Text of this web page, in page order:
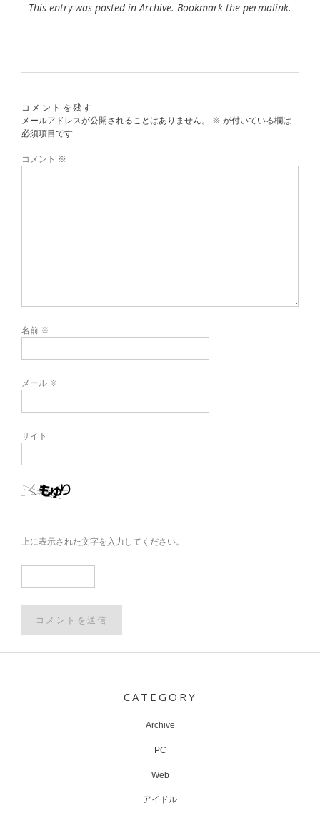
This entry was posted inArchive. Bookmark the permalink.
コメントを残す
メールアドレスが公開されることはありません。
※ が付いている欄は
必須項目です
コメント ※
名前 ※
メール ※
サイト
上に表示された文字を入力してください。
CATEGORY
Archive
PC
Web
アイドル